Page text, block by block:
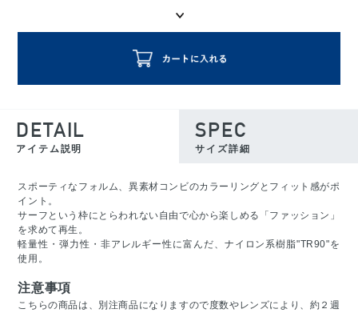
DETAIL
アイテム説明
SPEC
サイズ詳細
スポーティなフォルム、異素材コンビのカラーリングとフィット感がポ
イント。
サーフという枠にとらわれない自由で心から楽しめる「ファッション」
を求めて再生。
軽量性・弾力性・非アレルギー性に富んだ、ナイロン系樹脂"TR90"を
使用。
注意事項
こちらの商品は、別注商品になりますので度数やレンズにより、約２週